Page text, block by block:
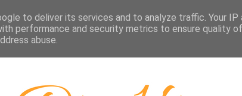
to deliver its services and to analyze traffic. Your IP
performance and security metrics to ensure quality
abuse.